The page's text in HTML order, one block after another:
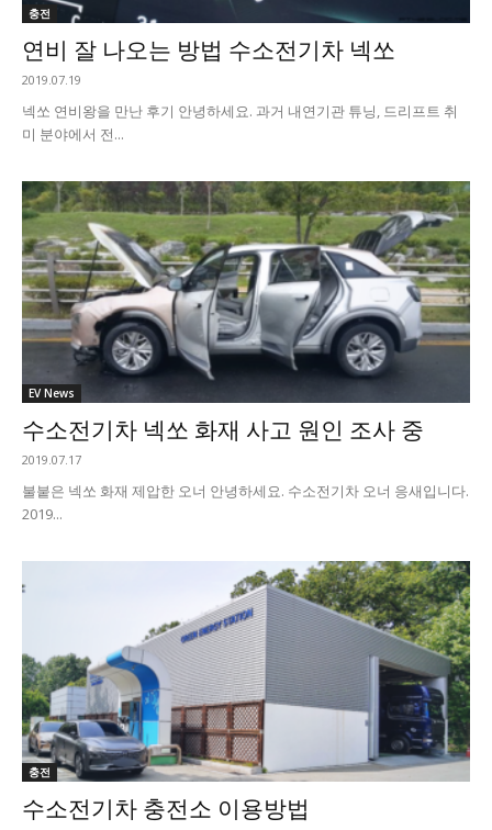
충전
연비 잘 나오는 방법 수소전기차 넥쏘
2019.07.19
넥쏘 연비왕을 만난 후기 안녕하세요. 과거 내연기관 튜닝, 드리프트 취
미 분야에서 전...
EV News
수소전기차 넥쏘 화재 사고 원인 조사 중
2019.07.17
불붙은 넥쏘 화재 제압한 오너 안녕하세요. 수소전기차 오너 응새입니다.
2019...
충전
수소전기차 충전소 이용방법